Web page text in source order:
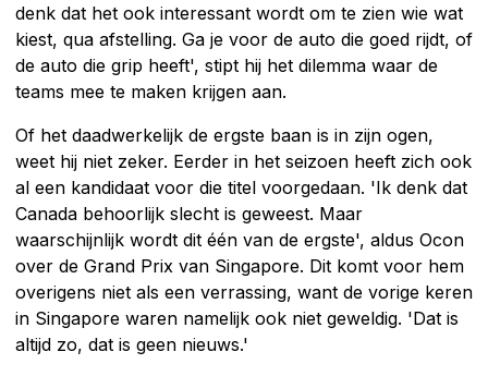
denk dat het ook interessant wordt om te zien wie wat
kiest, qua afstelling. Ga je voor de auto die goed rijdt, of
de auto die grip heeft', stipt hij het dilemma waar de
teams mee te maken krijgen aan.
Of het daadwerkelijk de ergste baan is in zijn ogen,
weet hij niet zeker. Eerder in het seizoen heeft zich ook
al een kandidaat voor die titel voorgedaan. 'Ik denk dat
Canada behoorlijk slecht is geweest. Maar
waarschijnlijk wordt dit één van de ergste', aldus Ocon
over de Grand Prix van Singapore. Dit komt voor hem
overigens niet als een verrassing, want de vorige keren
in Singapore waren namelijk ook niet geweldig. 'Dat is
altijd zo, dat is geen nieuws.'